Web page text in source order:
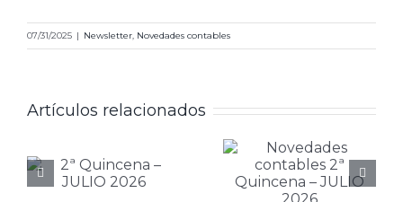
07/31/2025 | Newsletter Novedades contables
Artículos relacionados
Novedades
2ª
julio 2026
– IGJ
digitaliza